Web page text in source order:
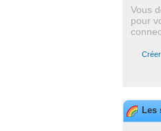
Vous
pour
Les